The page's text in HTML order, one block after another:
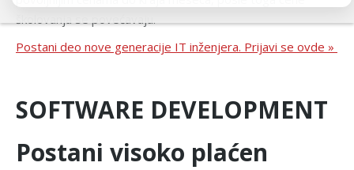
školovanja se povećavaju.
Postani deo nove generacije IT inženjera. Prijavi se ovde »
SOFTWARE DEVELOPMENT
Postani visoko plaćen